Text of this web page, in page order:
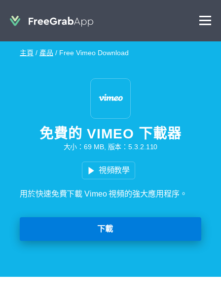
主頁 / 產品 / Free Vimeo Download
免費的 VIMEO 下載器
大小：69 MB, 版本：5.3.2.110
視頻教學
用於快速免費下載 Vimeo 視頻的強大應用程序。
下載